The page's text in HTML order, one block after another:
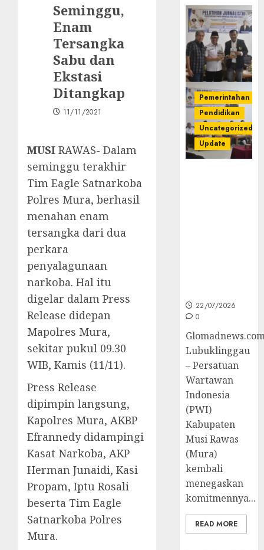
Seminggu,
Enam
Tersangka
Sabu dan
Ekstasi
Ditangkap
11/11/2021
MUSI RAWAS- Dalam
seminggu terakhir
Tim Eagle Satnarkoba
Polres Mura, berhasil
menahan enam
tersangka dari dua
perkara
penyalagunaan
narkoba. Hal itu
digelar dalam Press
Release didepan
Mapolres Mura,
sekitar pukul 09.30
WIB, Kamis (11/11).
Press Release
dipimpin langsung,
Kapolres Mura, AKBP
Efrannedy didampingi
Kasat Narkoba, AKP
Herman Junaidi, Kasi
Propam, Iptu Rosali
beserta Tim Eagle
Satnarkoba Polres
Mura.
Pemerintahan
Pendidikan
Uncategorized
Update
22/07/2026
0
Lubuklinggau
– Persatuan
Wartawan
Indonesia
(PWI)
Kabupaten
Musi Rawas
(Mura)
kembali
menegaskan
komitmennya...
READ MORE